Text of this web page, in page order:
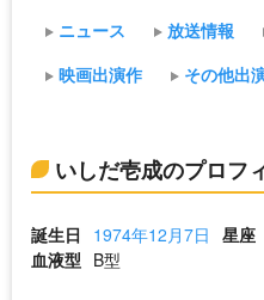
ニュース 放送情報
映画出演作
その他出
いしだ壱成のプロフ
誕生日 1974年12月7日 星座
血液型 B型